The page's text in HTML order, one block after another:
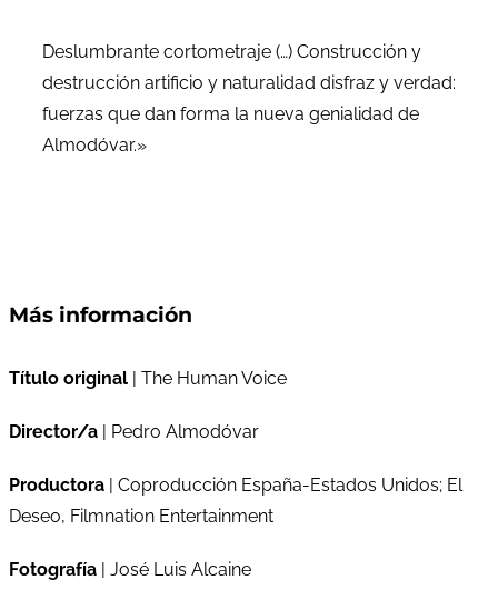
Deslumbrante cortometraje (…) Construcción y
destrucción artificio y naturalidad disfraz y verdad:
fuerzas que dan forma la nueva genialidad de
Almodóvar.»
Más información
Título original | The Human Voice
Director/a | Pedro Almodóvar
Productora | Coproducción España-Estados Unidos; El
Deseo, Filmnation Entertainment
Fotografía | José Luis Alcaine